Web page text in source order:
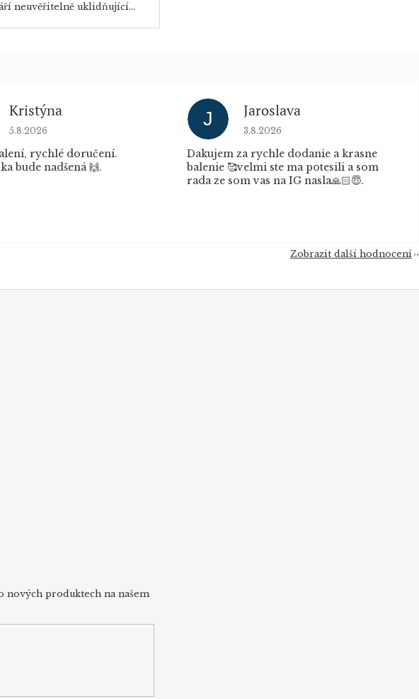
neuvěřitelně uklidňující...
Kristýna
Hodnocení obchodu je 5 z 5 hvězdiček.
5.8.2026
rychlé doručení.
bude nadšená 🙌.
J Jaroslava
Hodnocení obchodu je 5 z 5
3.8.2026
Dakujem za rychle dodanie a krasne
balenie 🥰velmi ste ma potesili a som
rada ze som vas na IG nasla🙏🏻😇.
Zobrazit další hodnocení
nových produktech na našem